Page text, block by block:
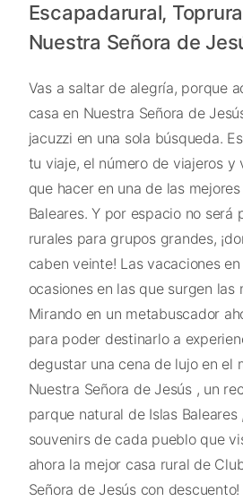
Escapadarural,
Nuestra Señora de
Vas a saltar de alegría, porque
casa en Nuestra Señora de
jacuzzi en una sola búsqueda.
tu viaje, el número de viajeros y
que hacer en una de las
Baleares. Y por espacio no será
rurales para grupos grandes,
caben veinte! Las vacaciones
ocasiones en las que surgen las
Mirando en un metabuscador
para poder destinarlo a
degustar una cena de lujo en el
Nuestra Señora de Jesús , un
parque natural de Islas
souvenirs de cada pueblo que
ahora la mejor casa rural de
Señora de Jesús con descuento!